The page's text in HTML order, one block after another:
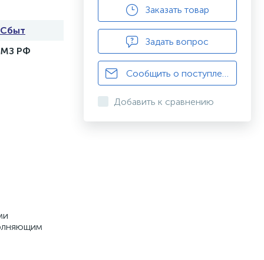
РФ
Заказать товар
Задать вопрос
Сообщить о поступлении
Добавить к сравнению